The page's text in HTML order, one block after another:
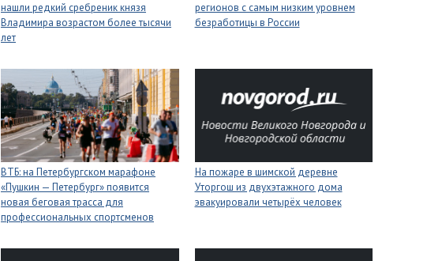
нашли редкий сребреник князя
Владимира возрастом более тысячи
лет
регионов с самым низким уровнем
безработицы в России
ВТБ: на Петербургском марафоне
«Пушкин — Петербург» появится
новая беговая трасса для
профессиональных спортсменов
На пожаре в шимской деревне
Уторгош из двухэтажного дома
эвакуировали четырёх человек